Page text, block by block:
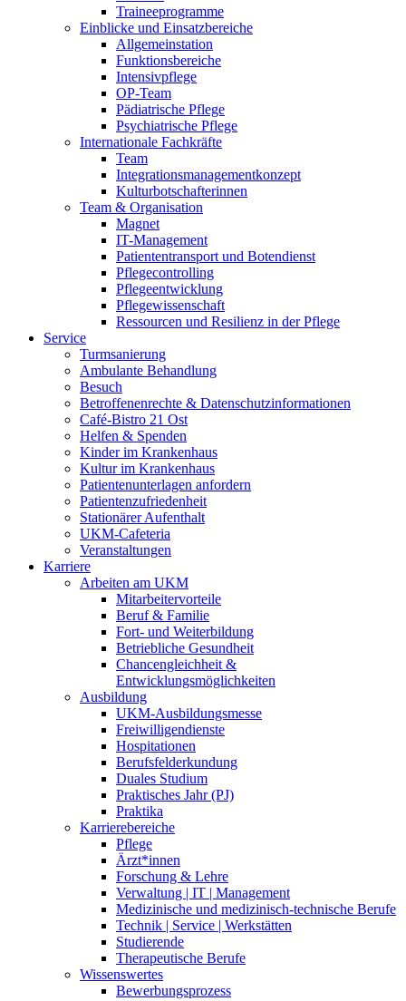
Traineeprogramme
Einblicke und Einsatzbereiche
Allgemeinstation
Funktionsbereiche
Intensivpflege
OP-Team
Pädiatrische Pflege
Psychiatrische Pflege
Internationale Fachkräfte
Team
Integrationsmanagementkonzept
Kulturbotschafterinnen
Team & Organisation
Magnet
IT-Management
Patiententransport und Botendienst
Pflegecontrolling
Pflegeentwicklung
Pflegewissenschaft
Ressourcen und Resilienz in der Pflege
Service
Turmsanierung
Ambulante Behandlung
Besuch
Betroffenenrechte & Datenschutzinformationen
Café-Bistro 21 Ost
Helfen & Spenden
Kinder im Krankenhaus
Kultur im Krankenhaus
Patientenunterlagen anfordern
Patientenzufriedenheit
Stationärer Aufenthalt
UKM-Cafeteria
Veranstaltungen
Karriere
Arbeiten am UKM
Mitarbeitervorteile
Beruf & Familie
Fort- und Weiterbildung
Betriebliche Gesundheit
Chancengleichheit &
Entwicklungsmöglichkeiten
Ausbildung
UKM-Ausbildungsmesse
Freiwilligendienste
Hospitationen
Berufsfelderkundung
Duales Studium
Praktisches Jahr (PJ)
Praktika
Karrierebereiche
Pflege
Ärzt*innen
Forschung & Lehre
Verwaltung | IT | Management
Medizinische und medizinisch-technische Berufe
Technik | Service | Werkstätten
Studierende
Therapeutische Berufe
Wissenswertes
Bewerbungsprozess